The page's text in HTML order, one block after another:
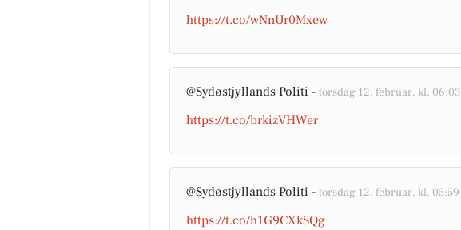
https://t.co/wNnUr0Mxew
@Sydøstjyllands Politi - torsdag 12. februar, kl. 06:03
https://t.co/brkizVHWer
@Sydøstjyllands Politi - torsdag 12. februar, kl. 05:59
https://t.co/h1G9CXkSQg